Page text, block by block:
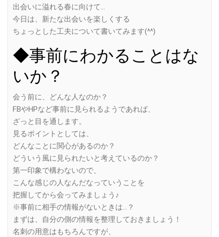
出会いに溢れる春に向けて…
今日は、新たな出会いを楽しくする
ちょっとした工夫について書いてみます(^^)
◆事前にわかることはな
いか？
会う前に、どんな人なのか？
FBやHPなど事前に見られるようであれば、
ざっと目を通します。
見るポイントとしては、
どんなことに関心があるのか？
どういう風に見られたいと考えているのか？
第一印象で構わないので、
こんな感じの人なんだなっていうことを
把握してから会ってみましょう♪
※事前に相手の情報がないときは…？
まずは、自分の側の情報を整理しておきましょう！
名刺の用意はもちろんですが、